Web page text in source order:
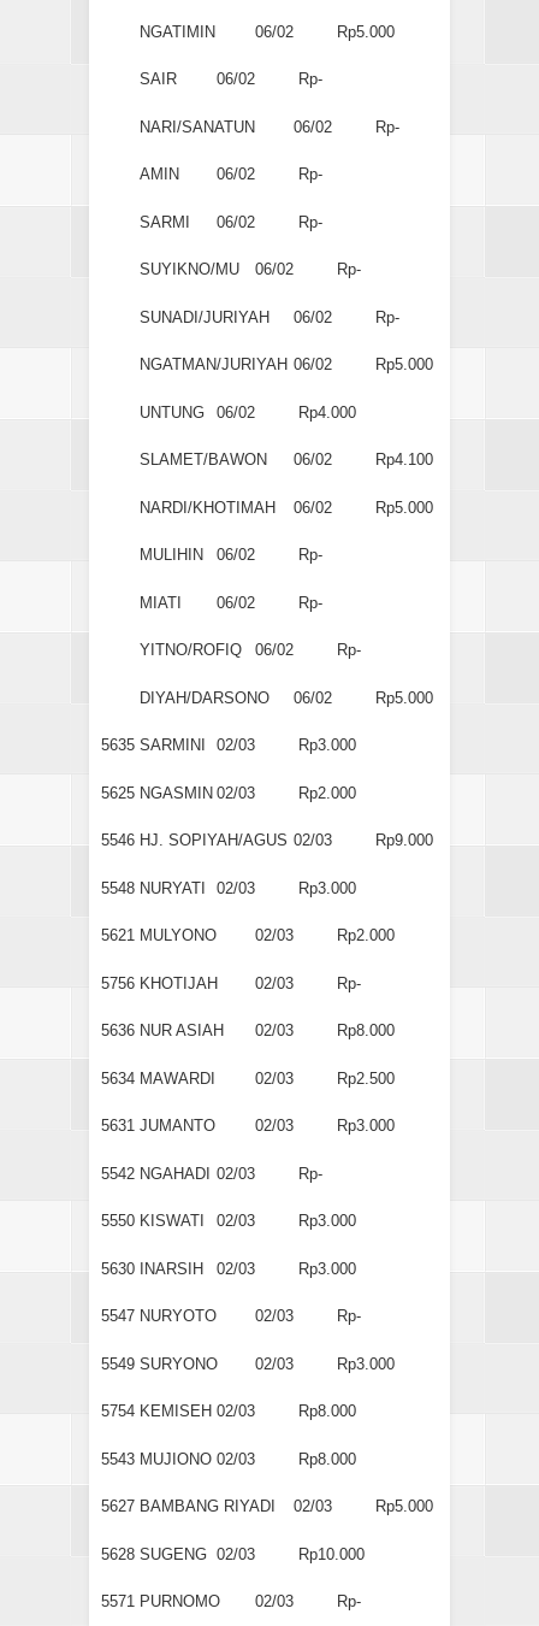
NGATIMIN 06/02 Rp5.000
SAIR 06/02 Rp-
NARI/SANATUN 06/02 Rp-
AMIN 06/02 Rp-
SARMI 06/02 Rp-
SUYIKNO/MU 06/02 Rp-
SUNADI/JURIYAH 06/02 Rp-
NGATMAN/JURIYAH 06/02 Rp5.000
UNTUNG 06/02 Rp4.000
SLAMET/BAWON 06/02 Rp4.100
NARDI/KHOTIMAH 06/02 Rp5.000
MULIHIN 06/02 Rp-
MIATI 06/02 Rp-
YITNO/ROFIQ 06/02 Rp-
DIYAH/DARSONO 06/02 Rp5.000
5635 SARMINI 02/03 Rp3.000
5625 NGASMIN 02/03 Rp2.000
5546 HJ. SOPIYAH/AGUS 02/03 Rp9.000
5548 NURYATI 02/03 Rp3.000
5621 MULYONO 02/03 Rp2.000
5756 KHOTIJAH 02/03 Rp-
5636 NUR ASIAH 02/03 Rp8.000
5634 MAWARDI 02/03 Rp2.500
5631 JUMANTO 02/03 Rp3.000
5542 NGAHADI 02/03 Rp-
5550 KISWATI 02/03 Rp3.000
5630 INARSIH 02/03 Rp3.000
5547 NURYOTO 02/03 Rp-
5549 SURYONO 02/03 Rp3.000
5754 KEMISEH 02/03 Rp8.000
5543 MUJIONO 02/03 Rp8.000
5627 BAMBANG RIYADI 02/03 Rp5.000
5628 SUGENG 02/03 Rp10.000
5571 PURNOMO 02/03 Rp-